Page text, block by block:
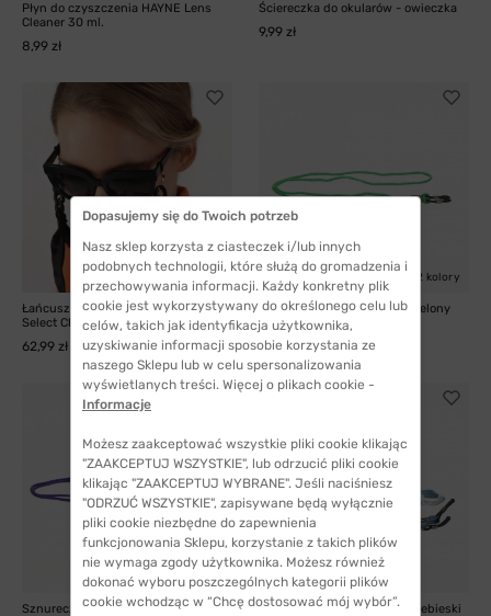
Płyn do czyszczenia HAYNE Lens
Cleaner 30 ml.
8,99 zł
Ściereczka do okularów - owieczka
9,99 zł
3 kolory
Łańcuszek do okularów Hayne
Select Chusta -...
62,99 zł
2 kolory
Sznureczek do okularów - zielony
8,99 zł
2 kolory
Sznureczek do okularów - fioletowy
Sznureczek do okularów - niebieski
Dopasujemy się do Twoich potrzeb
Nasz sklep korzysta z ciasteczek i/lub innych
podobnych technologii, które służą do gromadzenia i
przechowywania informacji. Każdy konkretny plik
cookie jest wykorzystywany do określonego celu lub
celów, takich jak identyfikacja użytkownika,
uzyskiwanie informacji sposobie korzystania ze
naszego Sklepu lub w celu spersonalizowania
wyświetlanych treści. Więcej o plikach cookie -
Informacje
Możesz zaakceptować wszystkie pliki cookie klikając
"ZAAKCEPTUJ WSZYSTKIE", lub odrzucić pliki cookie
klikając "ZAAKCEPTUJ WYBRANE". Jeśli naciśniesz
"ODRZUĆ WSZYSTKIE", zapisywane będą wyłącznie
pliki cookie niezbędne do zapewnienia
funkcjonowania Sklepu, korzystanie z takich plików
nie wymaga zgody użytkownika. Możesz również
dokonać wyboru poszczególnych kategorii plików
cookie wchodząc w “Chcę dostosować mój wybór”.